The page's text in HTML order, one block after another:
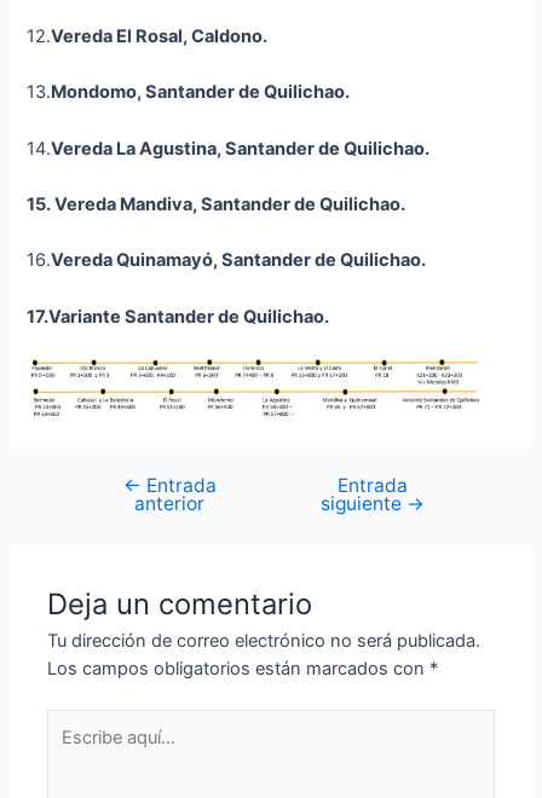
12.Vereda El Rosal, Caldono.
13.Mondomo, Santander de Quilichao.
14.Vereda La Agustina, Santander de Quilichao.
15. Vereda Mandiva, Santander de Quilichao.
16.VeredaQuinamayó, Santander de Quilichao.
17.Variante Santander de Quilichao.
← Entrada
anterior
Entrada
siguiente →
Deja un comentario
Tu dirección de correo electrónico no será publicada.
Los campos obligatorios están marcados con *